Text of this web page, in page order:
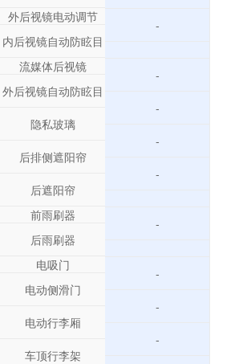
外后视镜电动调节
内后视镜自动防眩目
流媒体后视镜
外后视镜自动防眩目
隐私玻璃
后排侧遮阳帘
后遮阳帘
前雨刷器
后雨刷器
电吸门
电动侧滑门
电动行李厢
车顶行李架
-
-
-
-
-
-
-
-
-